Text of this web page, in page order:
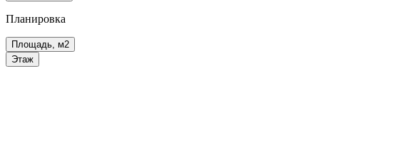
Планировка
Площадь, м2
Этаж